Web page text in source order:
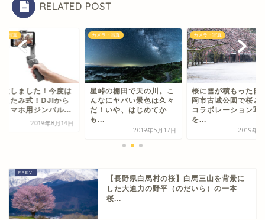
RELATED POST
・写真
文しました！今度は
たたみ式！DJIから
スマホ用ジンバル...
2019年8月14日
カメラ・写真
星峠の棚田で天の川。こ
んなにヤバい景色は久々
だ！いや、はじめてか
も...
2019年5月17日
カメラ・写真
桜に雪が積もった日
岡市古城公園で桜と
コラボレーション写
を...
2019年4
【長野県白馬村の桜】白馬三山を背景に
した大迫力の野平（のだいら）の一本
桜...